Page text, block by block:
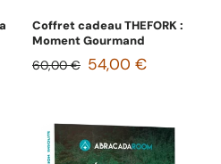
Coffret cadeau THEFORK :
Moment Gourmand
60,00 € 54,00 €